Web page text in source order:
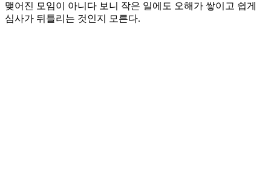
맺어진 모임이 아니다 보니 작은 일에도 오해가 쌓이고 쉽게
심사가 뒤틀리는 것인지 모른다.